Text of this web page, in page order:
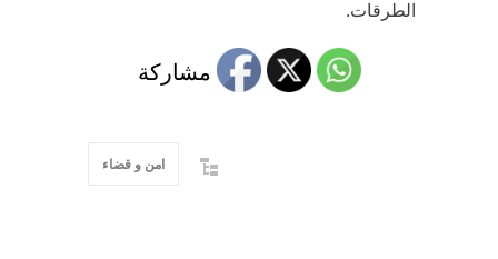
الطرقات.
مشاركة
امن و قضاء